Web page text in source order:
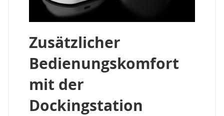
Zusätzlicher
Bedienungskomfort
mit der
Dockingstation